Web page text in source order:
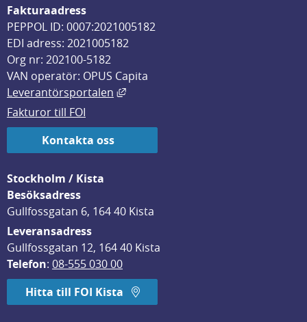
Fakturaadress
PEPPOL ID: 0007:2021005182
EDI adress: 2021005182
Org nr: 202100-5182
VAN operatör: OPUS Capita
Leverantörsportalen
Länk till annan webbplats, öppnas
Fakturor till FOI
Kontakta oss
Stockholm / Kista
Besöksadress
Gullfossgatan 6, 164 40 Kista
Leveransadress
Gullfossgatan 12, 164 40 Kista
Telefon: 08-555 030 00
Hitta till FOI Kista